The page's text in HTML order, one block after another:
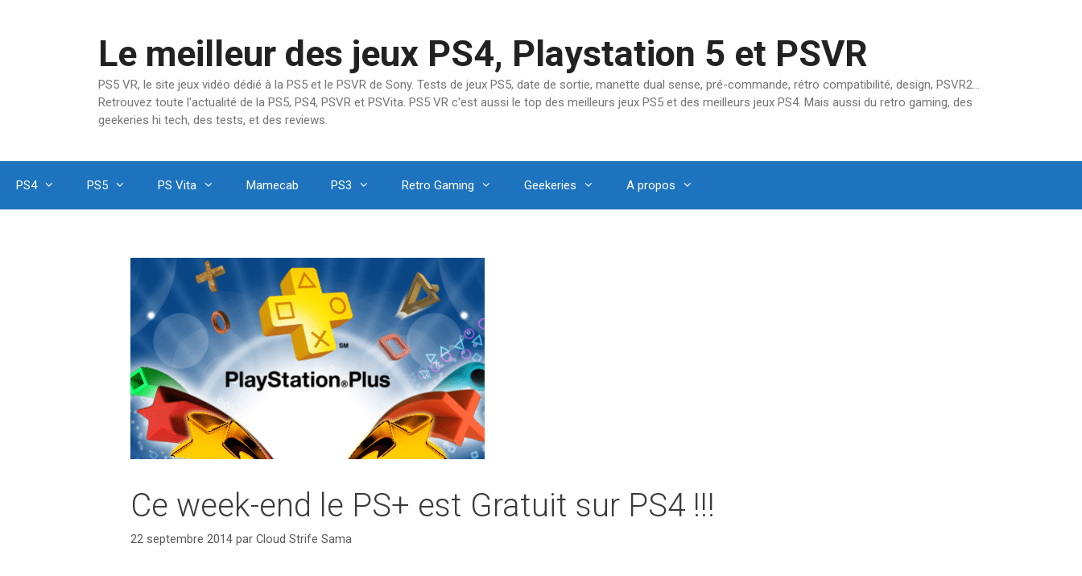
Le meilleur des jeux PS4, Playstation 5 et PSVR
PS5 VR, le site jeux vidéo dédié à la PS5 et le PSVR de Sony. Tests de jeux PS5, date de sortie, manette dual sense, pré-commande, rétro compatibilité, design, PSVR2…
Retrouvez toute l'actualité de la PS5, PS4, PSVR et PSVita. PS5 VR c'est aussi le top des meilleurs jeux PS5 et des meilleurs jeux PS4. Mais aussi du retro gaming, des
geekeries hi tech, des tests, et des reviews.
PS4 PS5 PS Vita Mamecab PS3 Retro Gaming Geekeries A propos
Ce week-end le PS+ est Gratuit sur PS4 !!!
22 septembre 2014 par Cloud Strife Sama